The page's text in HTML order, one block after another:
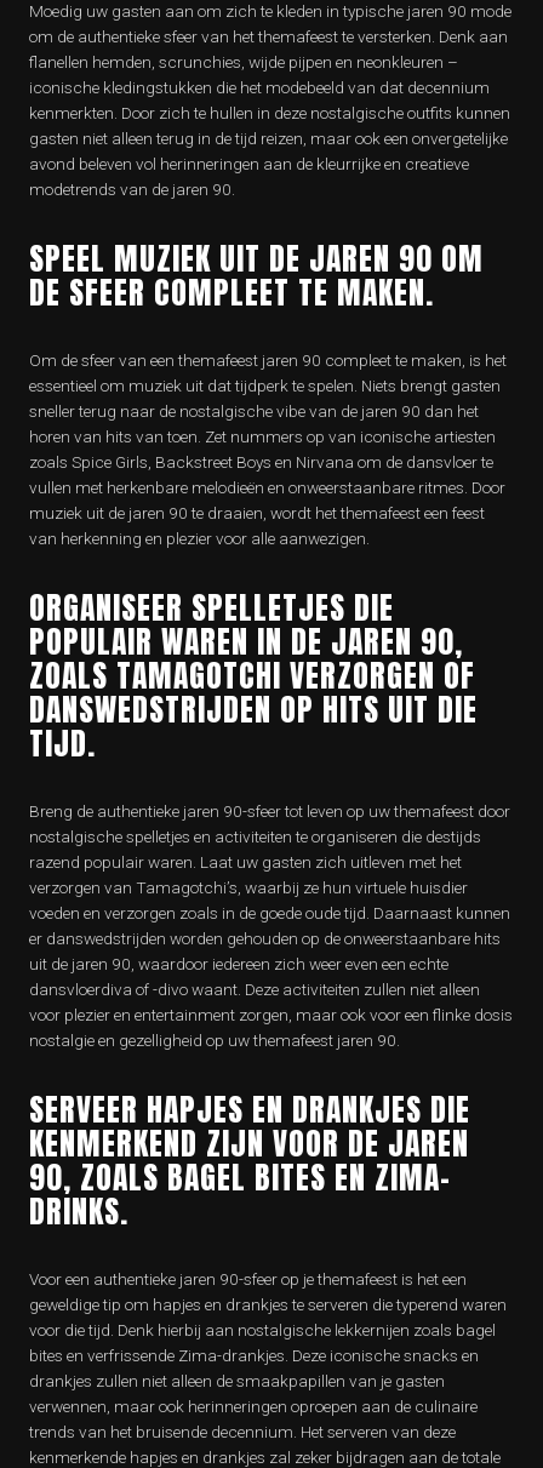
Moedig uw gasten aan om zich te kleden in typische jaren 90 mode
om de authentieke sfeer van het themafeest te versterken. Denk aan
flanellen hemden, scrunchies, wijde pijpen en neonkleuren –
iconische kledingstukken die het modebeeld van dat decennium
kenmerkten. Door zich te hullen in deze nostalgische outfits kunnen
gasten niet alleen terug in de tijd reizen, maar ook een onvergetelijke
avond beleven vol herinneringen aan de kleurrijke en creatieve
modetrends van de jaren 90.
SPEEL MUZIEK UIT DE JAREN 90 OM
DE SFEER COMPLEET TE MAKEN.
Om de sfeer van een themafeest jaren 90 compleet te maken, is het
essentieel om muziek uit dat tijdperk te spelen. Niets brengt gasten
sneller terug naar de nostalgische vibe van de jaren 90 dan het
horen van hits van toen. Zet nummers op van iconische artiesten
zoals Spice Girls, Backstreet Boys en Nirvana om de dansvloer te
vullen met herkenbare melodieën en onweerstaanbare ritmes. Door
muziek uit de jaren 90 te draaien, wordt het themafeest een feest
van herkenning en plezier voor alle aanwezigen.
ORGANISEER SPELLETJES DIE
POPULAIR WAREN IN DE JAREN 90,
ZOALS TAMAGOTCHI VERZORGEN OF
DANSWEDSTRIJDEN OP HITS UIT DIE
TIJD.
Breng de authentieke jaren 90-sfeer tot leven op uw themafeest door
nostalgische spelletjes en activiteiten te organiseren die destijds
razend populair waren. Laat uw gasten zich uitleven met het
verzorgen van Tamagotchi’s, waarbij ze hun virtuele huisdier
voeden en verzorgen zoals in de goede oude tijd. Daarnaast kunnen
er danswedstrijden worden gehouden op de onweerstaanbare hits
uit de jaren 90, waardoor iedereen zich weer even een echte
dansvloerdiva of -divo waant. Deze activiteiten zullen niet alleen
voor plezier en entertainment zorgen, maar ook voor een flinke dosis
nostalgie en gezelligheid op uw themafeest jaren 90.
SERVEER HAPJES EN DRANKJES DIE
KENMERKEND ZIJN VOOR DE JAREN
90, ZOALS BAGEL BITES EN ZIMA-
DRINKS.
Voor een authentieke jaren 90-sfeer op je themafeest is het een
geweldige tip om hapjes en drankjes te serveren die typerend waren
voor die tijd. Denk hierbij aan nostalgische lekkernijen zoals bagel
bites en verfrissende Zima-drankjes. Deze iconische snacks en
drankjes zullen niet alleen de smaakpapillen van je gasten
verwennen, maar ook herinneringen oproepen aan de culinaire
trends van het bruisende decennium. Het serveren van deze
kenmerkende hapjes en drankjes zal zeker bijdragen aan de totale